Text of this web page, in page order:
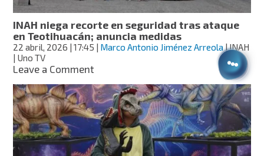
Felipe
VI
de
España
INAH niega recorte en seguridad tras ataque
en Teotihuacán; anuncia medidas
22 abril, 2026 | 17:45 Marco Antonio Jiménez Arreola| INAH
| Uno TV
Leave a Commenton
niega
recorte
en
seguridad
tras
ataque